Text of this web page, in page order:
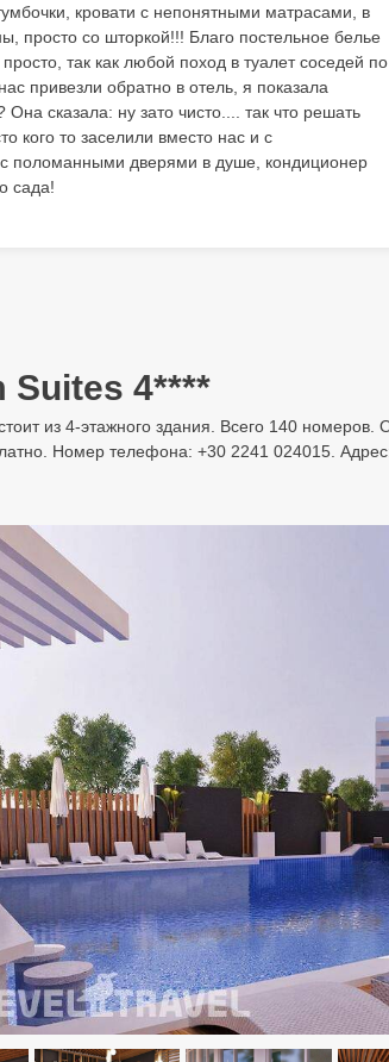
кровати с непонятными матрасами, в
просто со шторкой!!! Благо постельное белье
так как любой поход в туалет соседей по
привезли обратно в отель, я показала
сказала: ну зато чисто.... так что решать
кого то заселили вместо нас и с
поломанными дверями в душе, кондиционер
сада!
Suites 4****
из 4-этажного здания. Всего 140
Номер телефона: +30 2241 024015.